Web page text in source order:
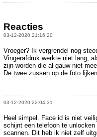
Reacties
03-12-2020 21:16:20
Vroeger? Ik vergrendel nog
Vingerafdruk werkte niet lang,
zijn worden die al gauw niet
De twee zussen op de foto
03-12-2020 22:04:31
Heel simpel. Face id is niet
schijnt een telefoon te
scannen. Dit heb ik niet zelf